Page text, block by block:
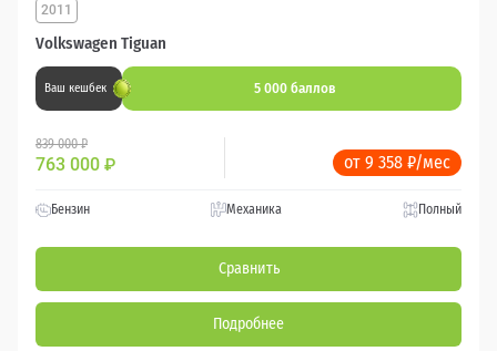
Volkswagen Tiguan
2011
Ваш кешбек 5 000 баллов
839 000 ₽
763 000 ₽ от 9 358 ₽/мес
Бензин Механика Полный
Сравнить
Подробнее